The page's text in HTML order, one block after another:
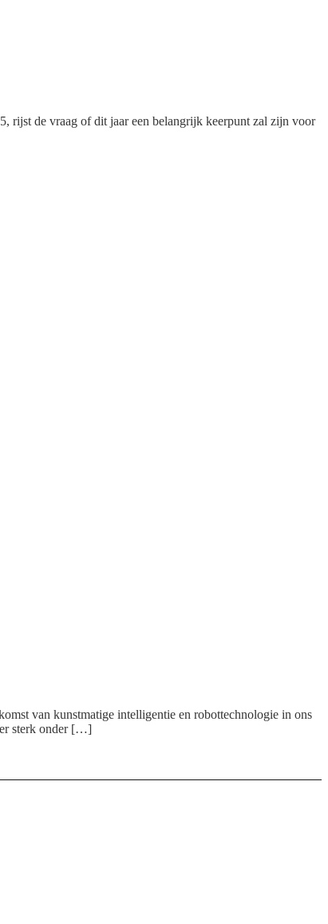
rijst de vraag of dit jaar een belangrijk keerpunt zal zijn voor
van kunstmatige intelligentie en robottechnologie in ons
sterk onder […]